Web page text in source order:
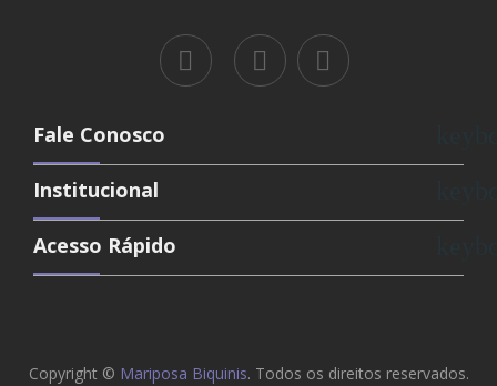
Fale Conosco
Institucional
Acesso Rápido
Copyright © Mariposa Biquinis. Todos os direitos reservados.